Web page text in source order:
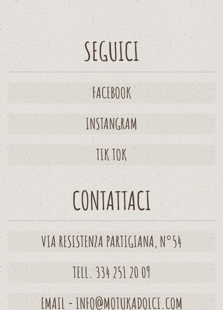
SEGUICI
FACEBOOK
INSTANGRAM
TIK TOK
CONTATTACI
VIA RESISTENZA PARTIGIANA, N°54
TELL. 334 251 20 09
EMAIL - INFO@MOTUKADOLCI.COM